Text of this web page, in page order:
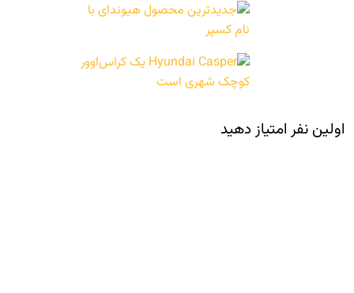
اولین نفر امتیاز دهید